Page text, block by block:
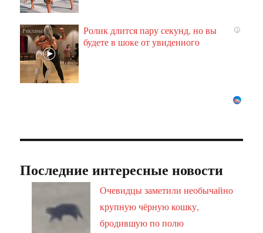
i
Ролик длится пару секунд, но вы
будете в шоке от увиденного
Последние интересные новости
Очевидцы заметили необычайно
крупную чёрную кошку,
бродившую по полю